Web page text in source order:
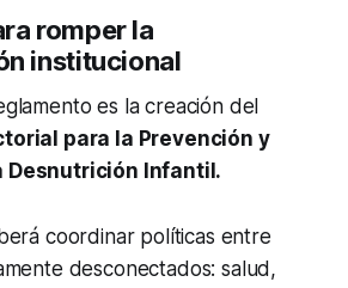
romper la
institucional
es la creación del
para la Prevención y
Desnutrición Infantil.
coordinar políticas entre
desconectados: salud,